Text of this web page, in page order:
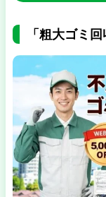
「粗大ゴミ